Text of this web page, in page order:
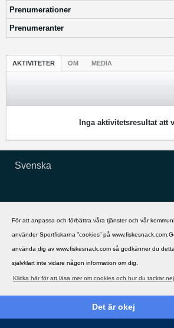
För att anpassa och förbättra våra tjänster och vår
använder Sportfiskarna ”cookies” på
använda dig av www.fiskesnack.com så godkänner du
självklart inte vidare någon information om dig.
Klicka här för att läsa mer om cookies och hur du tackar nej
Det är okej
Prenumerationer
Prenumeranter
AKTIVITETER OM MEDIA
Inga aktivitetsresultat att
Svenska
Copyright ©2002 - 2021, FiskeSnack.com.
Copyright © 2026 MH Sub I, LLC
All times are GMT+1. This